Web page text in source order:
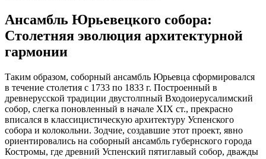
Ансамбль Юрьевецкого собора:
Столетняя эволюция архитектурной
гармонии
Таким образом, соборный ансамбль Юрьевца сформировался
в течение столетия с 1733 по 1833 г. Построенный в
древнерусской традиции двустолпный Входоиерусалимский
собор, слегка поновленный в начале XIX ст., прекрасно
вписался в классицистическую архитектуру Успенского
собора и колокольни. Зодчие, создавшие этот проект, явно
ориентировались на соборный ансамбль губернского города
Костромы, где древний Успенский пятиглавый собор, дважды